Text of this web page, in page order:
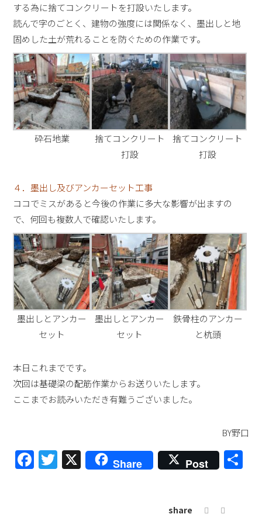
する為に捨てコンクリートを打設いたします。
読んで字のごとく、建物の強度には関係なく、墨出しと地
固めした土が荒れることを防ぐための作業です。
砕石地業
捨てコンクリート
打設
捨てコンクリート
打設
４．墨出し及びアンカーセット工事
ココでミスがあると今後の作業に多大な影響が出ますの
で、何回も複数人で確認いたします。
墨出しとアンカー
セット
墨出しとアンカー
セット
鉄骨柱のアンカー
と杭頭
本日これまでです。
次回は基礎梁の配筋作業からお送りいたします。
ここまでお読みいただき有難うございました。
BY野口
Facebook
Twitter
X Share Post
share